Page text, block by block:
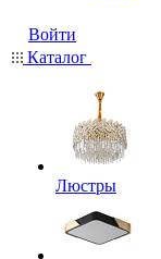
Войти
Каталог
Люстры